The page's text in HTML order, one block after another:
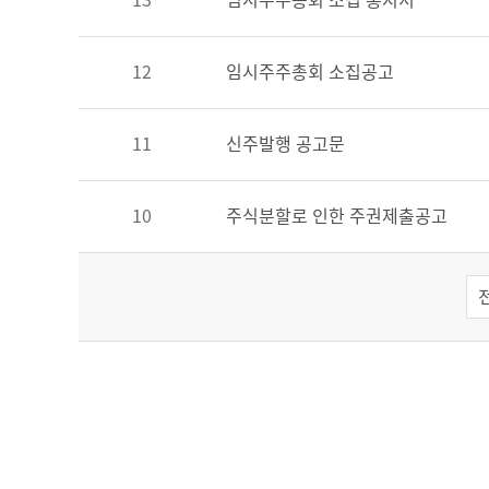
12 임시주주총회 소집공고
11 신주발행 공고문
10 주식분할로 인한 주권제출공고